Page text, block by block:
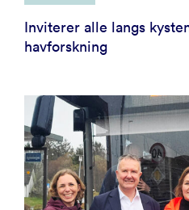
Inviterer alle langs
havforskning